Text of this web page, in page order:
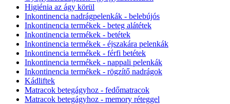
Higiénia az ágy körül
Inkontinencia nadrágpelenkák - belebújós
Inkontinencia termékek - beteg alátétek
Inkontinencia termékek - betétek
Inkontinencia termékek - éjszakára pelenkák
Inkontinencia termékek - férfi betétek
Inkontinencia termékek - nappali pelenkák
Inkontinencia termékek - rögzítő nadrágok
Kádliftek
Matracok betegágyhoz - fedőmatracok
Matracok betegágyhoz - memory réteggel